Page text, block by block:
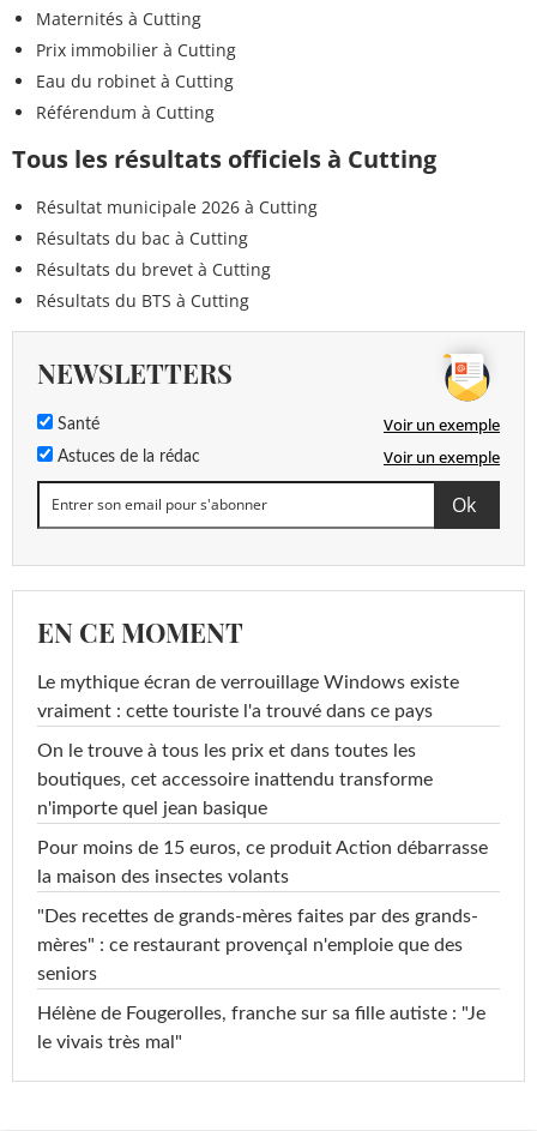
Maternités à Cutting
Prix immobilier à Cutting
Eau du robinet à Cutting
Référendum à Cutting
Tous les résultats officiels à Cutting
Résultat municipale 2026 à Cutting
Résultats du bac à Cutting
Résultats du brevet à Cutting
Résultats du BTS à Cutting
NEWSLETTERS
Santé Voir un exemple
Astuces de la rédac Voir un exemple
EN CE MOMENT
Le mythique écran de verrouillage Windows existe
vraiment : cette touriste l'a trouvé dans ce pays
On le trouve à tous les prix et dans toutes les
boutiques, cet accessoire inattendu transforme
n'importe quel jean basique
Pour moins de 15 euros, ce produit Action débarrasse
la maison des insectes volants
"Des recettes de grands-mères faites par des grands-
mères" : ce restaurant provençal n'emploie que des
seniors
Hélène de Fougerolles, franche sur sa fille autiste : "Je
le vivais très mal"